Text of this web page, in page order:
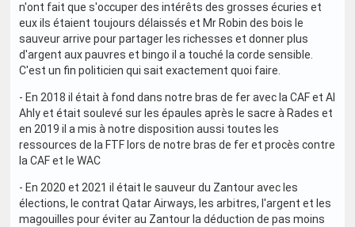
n'ont fait que s'occuper des intérêts des grosses écuries et
eux ils étaient toujours délaissés et Mr Robin des bois le
sauveur arrive pour partager les richesses et donner plus
d'argent aux pauvres et bingo il a touché la corde sensible.
C'est un fin politicien qui sait exactement quoi faire.
- En 2018 il était à fond dans notre bras de fer avec la CAF et Al
Ahly et était soulevé sur les épaules après le sacre à Rades et
en 2019 il a mis à notre disposition aussi toutes les
ressources de la FTF lors de notre bras de fer et procès contre
la CAF et le WAC
- En 2020 et 2021 il était le sauveur du Zantour avec les
élections, le contrat Qatar Airways, les arbitres, l'argent et les
magouilles pour éviter au Zantour la déduction de pas moins